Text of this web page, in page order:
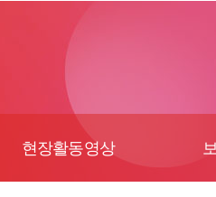
현장활동영상